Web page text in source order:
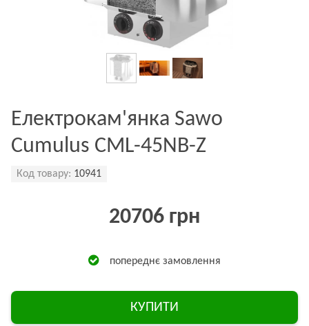
Електрокам'янка Sawo
Cumulus CML-45NB-Z
Код товару: 10941
20706 грн
попереднє замовлення
КУПИТИ